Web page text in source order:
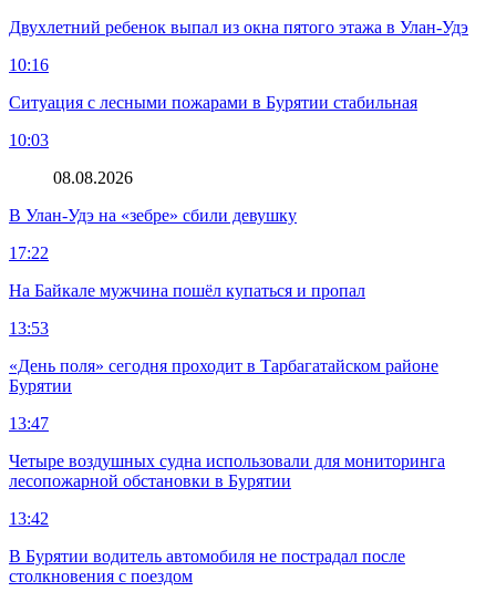
Двухлетний ребенок выпал из окна пятого этажа в Улан-Удэ
10:16
Ситуация с лесными пожарами в Бурятии стабильная
10:03
08.08.2026
В Улан-Удэ на «зебре» сбили девушку
17:22
На Байкале мужчина пошёл купаться и пропал
13:53
«День поля» сегодня проходит в Тарбагатайском районе
Бурятии
13:47
Четыре воздушных судна использовали для мониторинга
лесопожарной обстановки в Бурятии
13:42
В Бурятии водитель автомобиля не пострадал после
столкновения с поездом